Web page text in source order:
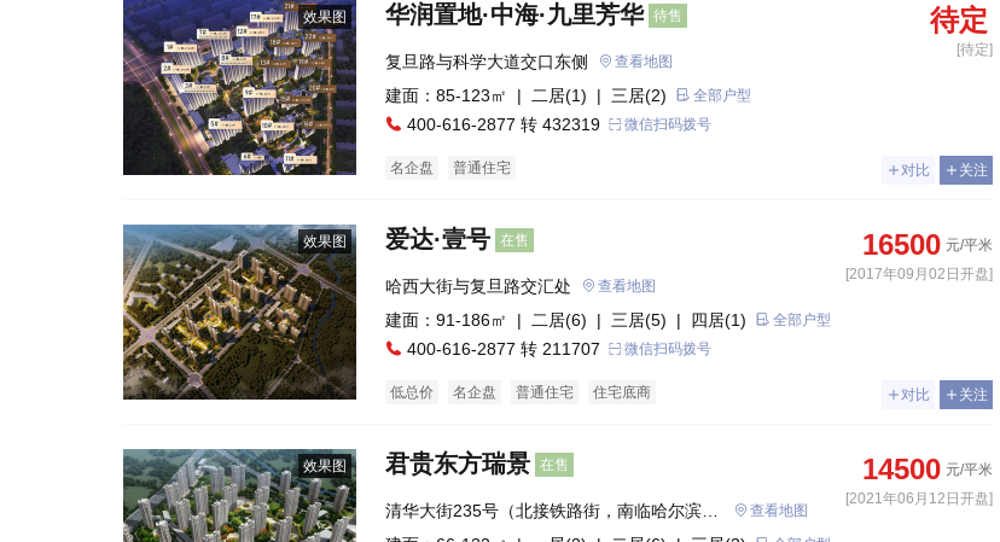
效果图 华润置地·中海·九里芳华 待售 待定
[待定]
复旦路与科学大道交口东侧 查看地图
建面：85-123㎡ | 二居(1) | 三居(2) 全部户型
400-616-2877 转 432319 微信扫码拨号
名企盘 普通住宅 对比 关注
效果图 爱达·壹号 在售 16500 元/平米
[2017年09月02日开盘]
哈西大街与复旦路交汇处 查看地图
建面：91-186㎡ | 二居(6) | 三居(5) | 四居(1) 全部户型
400-616-2877 转 211707 微信扫码拨号
低总价 名企盘 普通住宅 住宅底商 对比 关注
效果图 君贵东方瑞景 在售 14500 元/平米
[2021年06月12日开盘]
清华大街235号（北接铁路街，南临哈尔滨西
客站）
查看地图